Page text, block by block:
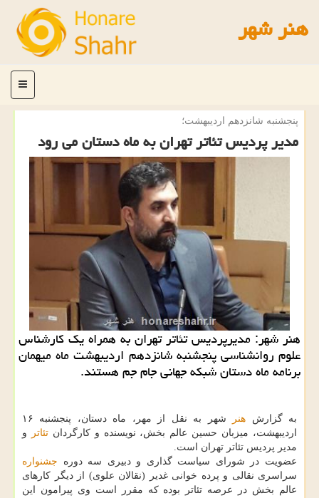
هنر شهر
منو
پنجشنبه شانزدهم اردیبهشت؛
مدیر پردیس تئاتر تهران به ماه دستان می رود
هنر شهر: مدیرپردیس تئاتر تهران به همراه یک کارشناس
علوم روانشناسی پنجشنبه شانزدهم اردیبهشت ماه میهمان
برنامه ماه دستان شبکه جهانی جام جم هستند.
به گزارش هنر
شهر به نقل از مهر، ماه دستان، پنجشنبه ۱۶
اردیبهشت، میزبان حسین عالم بخش، نویسنده و کارگردانتئاتر
و
مدیر پردیس تئاتر تهران است.
عضویت در شورای سیاست گذاری و دبیری سه دوره جشنواره
سراسری نقالی و پرده خوانی غدیر (نقالان علوی) از دیگر کارهای
عالم بخش در عرصه تئاتر بوده که مقرر است وی پیرامون این